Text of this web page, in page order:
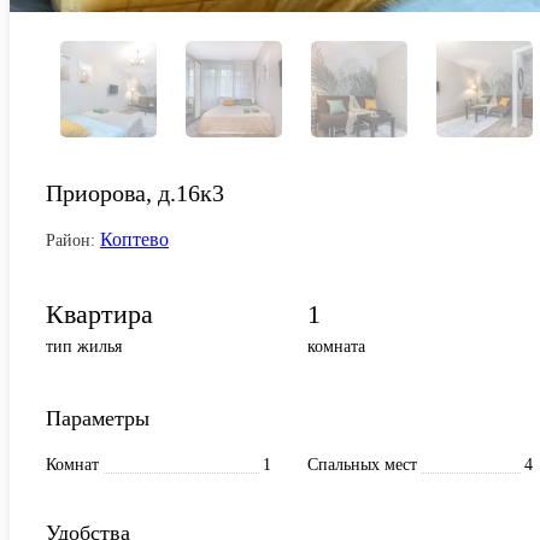
Приорова, д.16к3
Район: Коптево
Квартира
тип жилья
1
комната
Параметры
Комнат 1 Спальных мест 4
Удобства